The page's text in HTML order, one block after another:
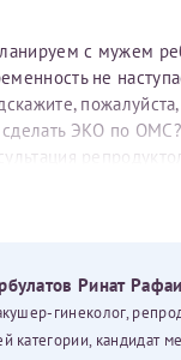
Словами не
Благодаря ему мы
доченьки,
с мужем
не
ЭКО по ОМС?
Баранова.
Ринат
гинеколог,
категории, кандидат